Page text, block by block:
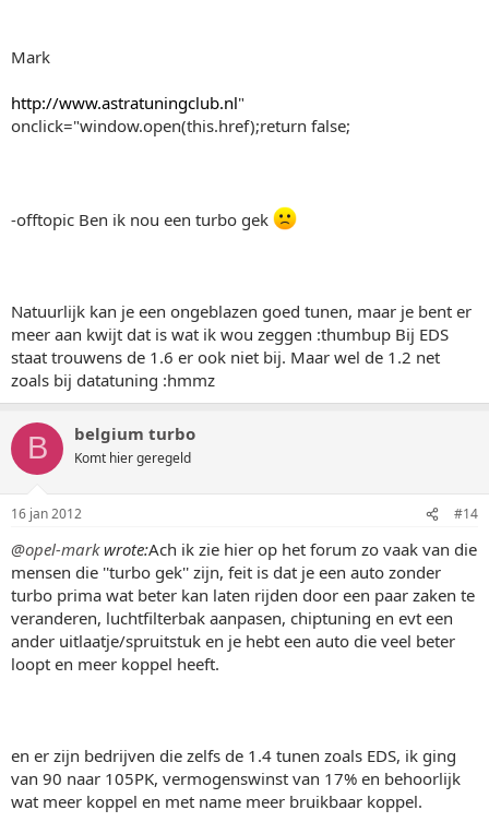
Mark
http://www.astratuningclub.nl"
onclick="window.open(this.href);return false;
-offtopic Ben ik nou een turbo gek
Natuurlijk kan je een ongeblazen goed tunen, maar je bent er
meer aan kwijt dat is wat ik wou zeggen :thumbup Bij EDS
staat trouwens de 1.6 er ook niet bij. Maar wel de 1.2 net
zoals bij datatuning :hmmz
B belgium turbo
Komt hier geregeld
16 jan 2012 #14
@opel-markwrote:Ach ik zie hier op het forum zo vaak van die
mensen die ''turbo gek'' zijn, feit is dat je een auto zonder
turbo prima wat beter kan laten rijden door een paar zaken te
veranderen, luchtfilterbak aanpasen, chiptuning en evt een
ander uitlaatje/spruitstuk en je hebt een auto die veel beter
loopt en meer koppel heeft.
en er zijn bedrijven die zelfs de 1.4 tunen zoals EDS, ik ging
van 90 naar 105PK, vermogenswinst van 17% en behoorlijk
wat meer koppel en met name meer bruikbaar koppel.